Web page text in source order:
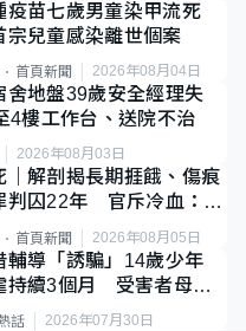
疫苗七歲男童染甲流死
兒童感染離世個案
首頁新聞 2026年08月04日
舍地盤39歲安全經理失
樓工作台、送院不治
2026年08月03日
｜解剖揭長期捱餓、傷痕
囚22年 官斥冷血：同
首頁新聞 2026年08月05日
輔導「誘騙」14歲少年
續3個月 受害者母：
話 2026年07月30日